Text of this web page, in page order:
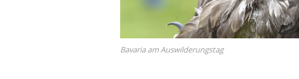
Bavaria am Auswilderungstag